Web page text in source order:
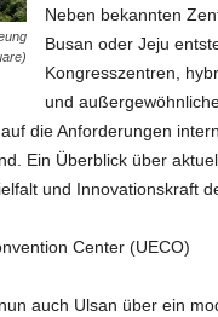
Neben bekannten
Busan oder Jeju
Kongresszentren,
und
die Anforderungen
Ein Überblick über
und Innovationskraft
Center (UECO)
auch Ulsan über ein